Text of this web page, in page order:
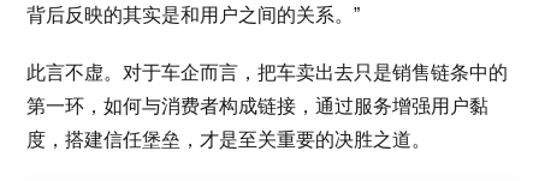
背后反映的其实是和用户之间的关系。”
此言不虚。对于车企而言，把车卖出去只是销售链条中的
第一环，如何与消费者构成链接，通过服务增强用户黏
度，搭建信任堡垒，才是至关重要的决胜之道。